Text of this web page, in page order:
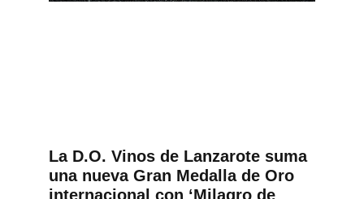
La D.O. Vinos de Lanzarote suma
una nueva Gran Medalla de Oro
internacional con ‘Milagro de